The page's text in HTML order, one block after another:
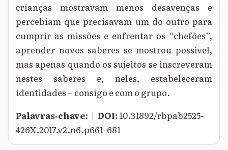
crianças mostravam menos desavenças e
percebiam que precisavam um do outro para
cumprir as missões e enfrentar os “chefões”,
aprender novos saberes se mostrou possível,
mas apenas quando os sujeitos se inscreveram
nestes saberes e, neles, estabeleceram
identidades – consigo e com o grupo.
Palavras‑chave: | DOI: 10.31892/rbpab2525-
426X.2017.v2.n6.p661-681